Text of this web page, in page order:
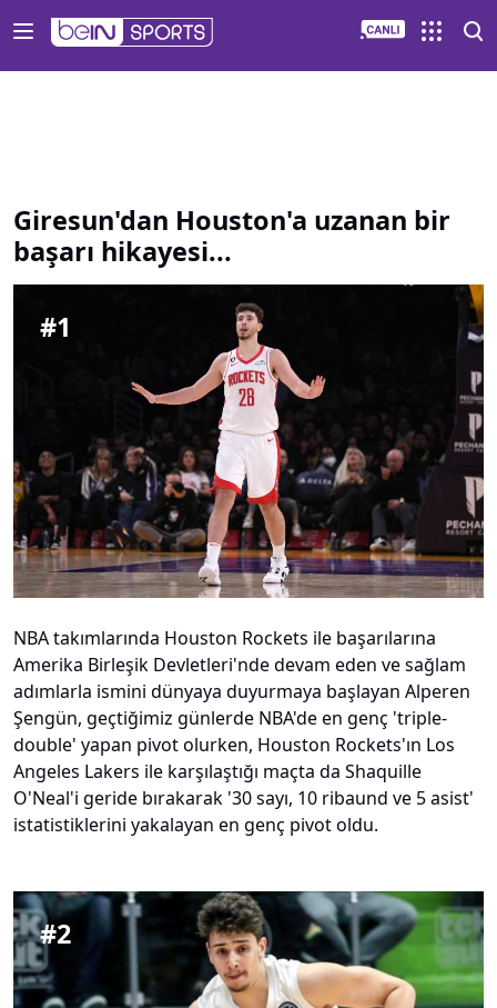
Giresun'dan Houston'a uzanan bir
başarı hikayesi...
#1
NBA takımlarında Houston Rockets ile başarılarına
Amerika Birleşik Devletleri'nde devam eden ve sağlam
adımlarla ismini dünyaya duyurmaya başlayan Alperen
Şengün, geçtiğimiz günlerde NBA'de en genç 'triple-
double' yapan pivot olurken, Houston Rockets'ın Los
Angeles Lakers ile karşılaştığı maçta da Shaquille
O'Neal'i geride bırakarak '30 sayı, 10 ribaund ve 5 asist'
istatistiklerini yakalayan en genç pivot oldu.
#2
Giresun dan Houston a uzanan bir başarı hikayesi | beIN